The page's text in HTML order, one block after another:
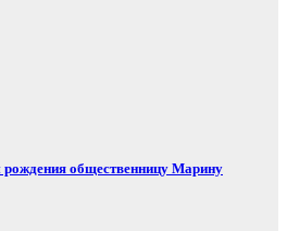
рождения общественницу Марину